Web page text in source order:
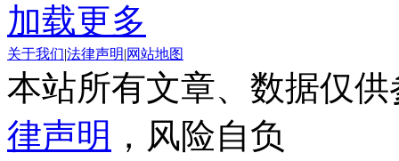
加载更多
关于我们|法律声明|网站地图
本站所有文章、数据仅
律声明 ，风险自负